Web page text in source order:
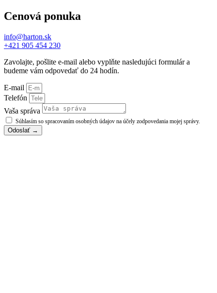
Cenová ponuka
info@harton.sk
+421 905 454 230
Zavolajte, pošlite e-mail alebo vyplňte nasledujúci formulár a
budeme vám odpovedať do 24 hodín.
E-mail
Telefón
Vaša správa
Súhlasím so spracovaním osobných údajov na účely zodpovedania mojej správy.
Odoslať →